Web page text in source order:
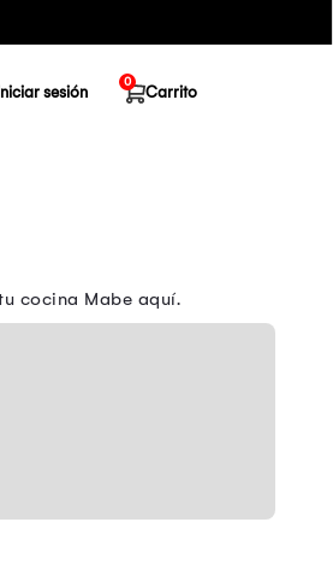
sesión Carrito
0
cocina Mabe aquí.